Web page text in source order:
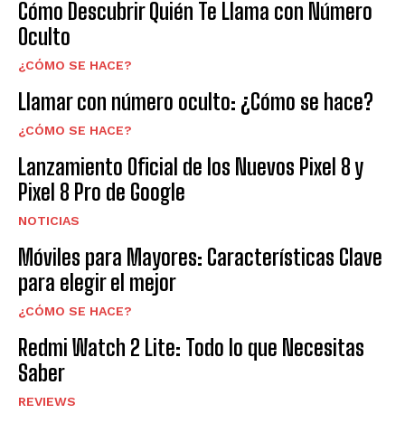
Cómo Descubrir Quién Te Llama con Número
Oculto
¿CÓMO SE HACE?
Llamar con número oculto: ¿Cómo se hace?
¿CÓMO SE HACE?
Lanzamiento Oficial de los Nuevos Pixel 8 y
Pixel 8 Pro de Google
NOTICIAS
Móviles para Mayores: Características Clave
para elegir el mejor
¿CÓMO SE HACE?
Redmi Watch 2 Lite: Todo lo que Necesitas
Saber
REVIEWS